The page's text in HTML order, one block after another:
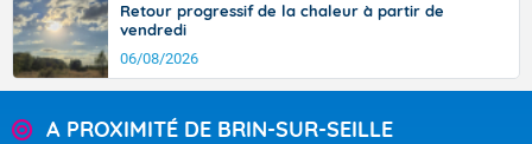
Retour progressif de la chaleur à partir de
vendredi
06/08/2026
A PROXIMITÉ DE BRIN-SUR-SEILLE